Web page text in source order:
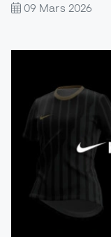
09 Mars 2026